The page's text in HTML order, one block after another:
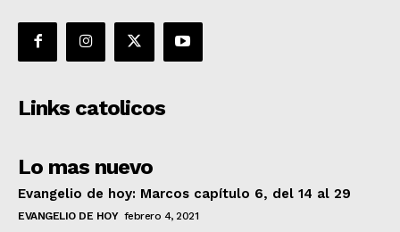
Links catolicos
Lo mas nuevo
Evangelio de hoy: Marcos capítulo 6, del 14 al 29
EVANGELIO DE HOY febrero 4, 2021